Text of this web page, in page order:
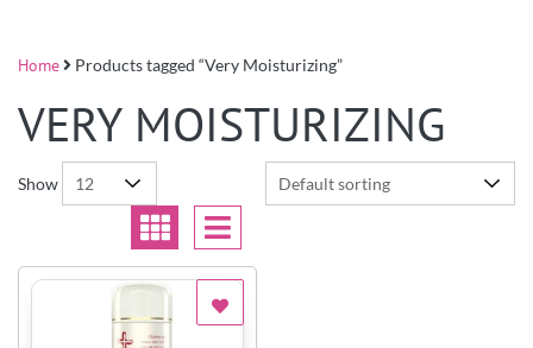
Home Products tagged “Very Moisturizing”
VERY MOISTURIZING
Show